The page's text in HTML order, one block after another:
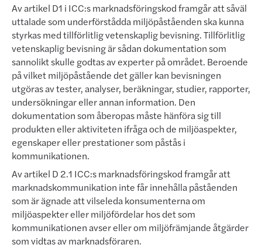
Av artikel D1 i ICC:s marknadsföringskod framgår att såväl
uttalade som underförstådda miljöpåståenden ska kunna
styrkas med tillförlitlig vetenskaplig bevisning. Tillförlitlig
vetenskaplig bevisning är sådan dokumentation som
sannolikt skulle godtas av experter på området. Beroende
på vilket miljöpåstående det gäller kan bevisningen
utgöras av tester, analyser, beräkningar, studier, rapporter,
undersökningar eller annan information. Den
dokumentation som åberopas måste hänföra sig till
produkten eller aktiviteten ifråga och de miljöaspekter,
egenskaper eller prestationer som påstås i
kommunikationen.
Av artikel D 2.1 ICC:s marknadsföringskod framgår att
marknadskommunikation inte får innehålla påståenden
som är ägnade att vilseleda konsumenterna om
miljöaspekter eller miljöfördelar hos det som
kommunikationen avser eller om miljöfrämjande åtgärder
som vidtas av marknadsföraren.